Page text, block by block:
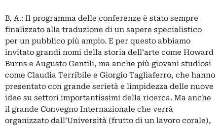
B. A.: Il programma delle conferenze è stato sempre
finalizzato alla traduzione di un sapere specialistico
per un pubblico più ampio. E per questo abbiamo
invitato grandi nomi della storia dell’arte come Howard
Burns e Augusto Gentili, ma anche più giovani studiosi
come Claudia Terribile e Giorgio Tagliaferro, che hanno
presentato con grande serietà e limpidezza delle nuove
idee su settori importantissimi della ricerca. Ma anche
il grande Convegno Internazionale che verrà
organizzato dall’Università (frutto di un lavoro corale),